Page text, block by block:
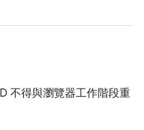
不得與瀏覽器工作階段重